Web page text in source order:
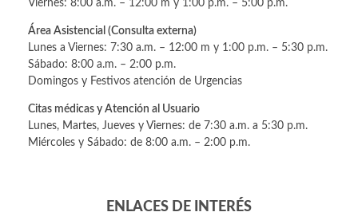
Viernes: 8:00 a.m. – 12:00 m y 1:00 p.m. – 5:00 p.m.
Área Asistencial (Consulta externa)
Lunes a Viernes: 7:30 a.m. – 12:00 m y 1:00 p.m. – 5:30 p.m.
Sábado: 8:00 a.m. – 2:00 p.m.
Domingos y Festivos atención de Urgencias
Citas médicas y Atención al Usuario
Lunes, Martes, Jueves y Viernes: de 7:30 a.m. a 5:30 p.m.
Miércoles y Sábado: de 8:00 a.m. – 2:00 p.m.
ENLACES DE INTERÉS